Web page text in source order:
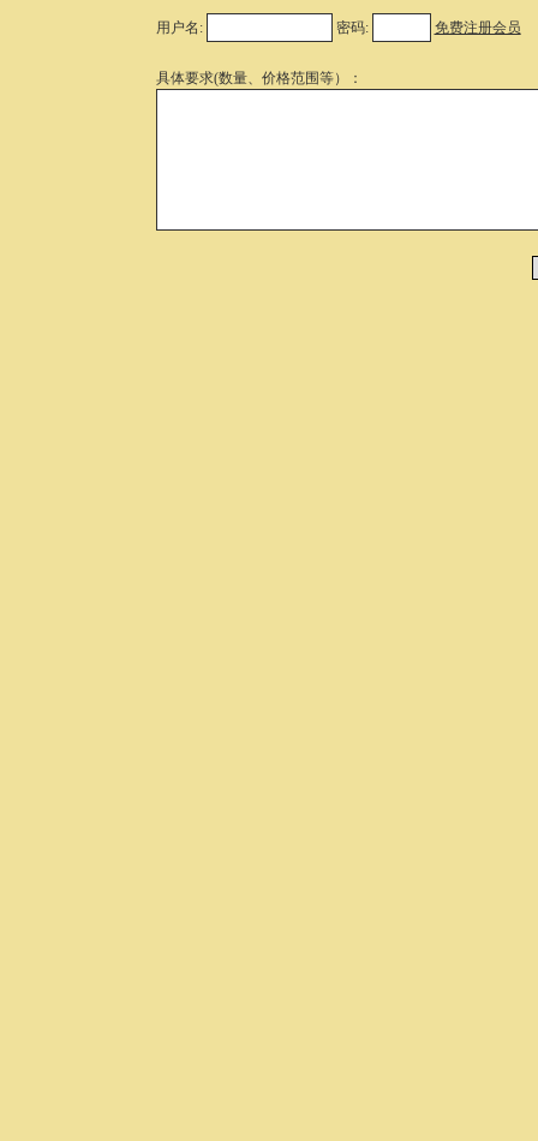
用户名: 密码: 免费注册会员
具体要求(数量、价格范围等）：